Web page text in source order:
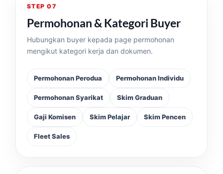
STEP 07
Permohonan & Kategori Buyer
Hubungkan buyer kepada page permohonan
mengikut kategori kerja dan dokumen.
Permohonan Perodua Permohonan Individu
Permohonan Syarikat Skim Graduan
Gaji Komisen Skim Pelajar Skim Pencen
Fleet Sales